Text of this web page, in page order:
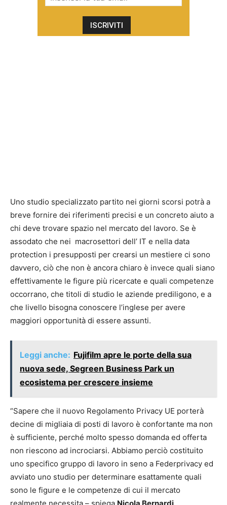
Uno studio specializzato partito nei giorni scorsi potrà a
breve fornire dei riferimenti precisi e un concreto aiuto a
chi deve trovare spazio nel mercato del lavoro. Se è
assodato che nei macrosettori dell’ IT e nella data
protection i presupposti per crearsi un mestiere ci sono
davvero, ciò che non è ancora chiaro è invece quali siano
effettivamente le figure più ricercate e quali competenze
occorrano, che titoli di studio le aziende prediligono, e a
che livello bisogna conoscere l’inglese per avere
maggiori opportunità di essere assunti.
Leggi anche: Fujifilm apre le porte della sua
nuova sede, Segreen Business Park un
ecosistema per crescere insieme
“Sapere che il nuovo Regolamento Privacy UE porterà
decine di migliaia di posti di lavoro è confortante ma non
è sufficiente, perché molto spesso domanda ed offerta
non riescono ad incrociarsi. Abbiamo perciò costituito
uno specifico gruppo di lavoro in seno a Federprivacy ed
avviato uno studio per determinare esattamente quali
sono le figure e le competenze di cui il mercato